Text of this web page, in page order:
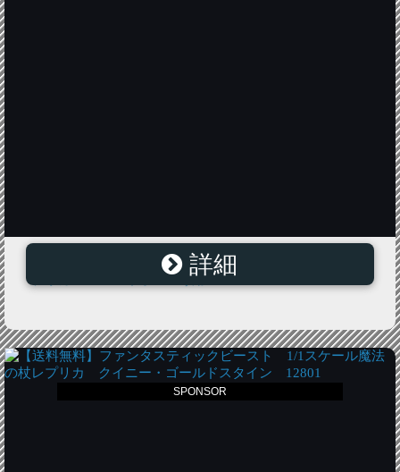
【送料無料】ハリーポッター 1／1スケール魔法の杖レ
プリカ ハーマイオニー専用 2959
詳細
SPONSOR